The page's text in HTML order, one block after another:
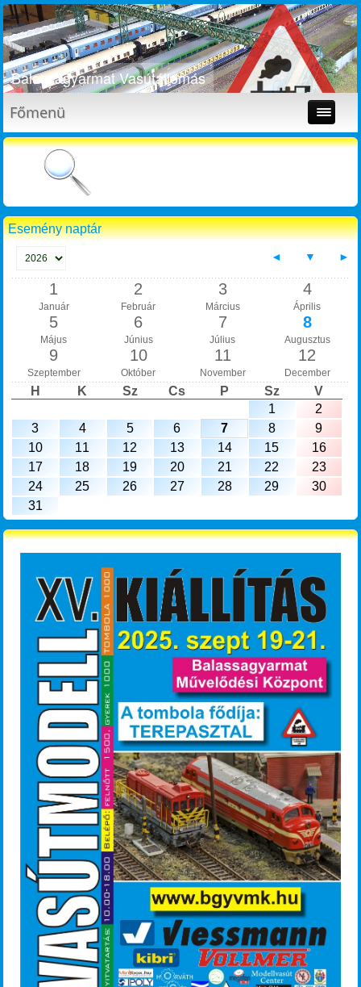
Balassagyarmat Vasútállomás
Bütykölde
Főmenü
Esemény naptár
◄ ▼ ►
1
Január
2
Február
3
Március
4
Április
5
Május
6
Június
7
Július
8
Augusztus
9
Szeptember
10
Október
11
November
12
December
H K Sz Cs P Sz
V
1
2
3
4 5 6 7 8
9
10
11 12 13 14 15
16
17
18 19 20 21 22
23
24
25 26 27 28 29
30
31